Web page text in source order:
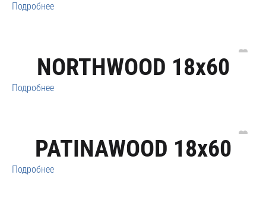
Подробнее
NORTHWOOD 18x60
Подробнее
PATINAWOOD 18x60
Подробнее